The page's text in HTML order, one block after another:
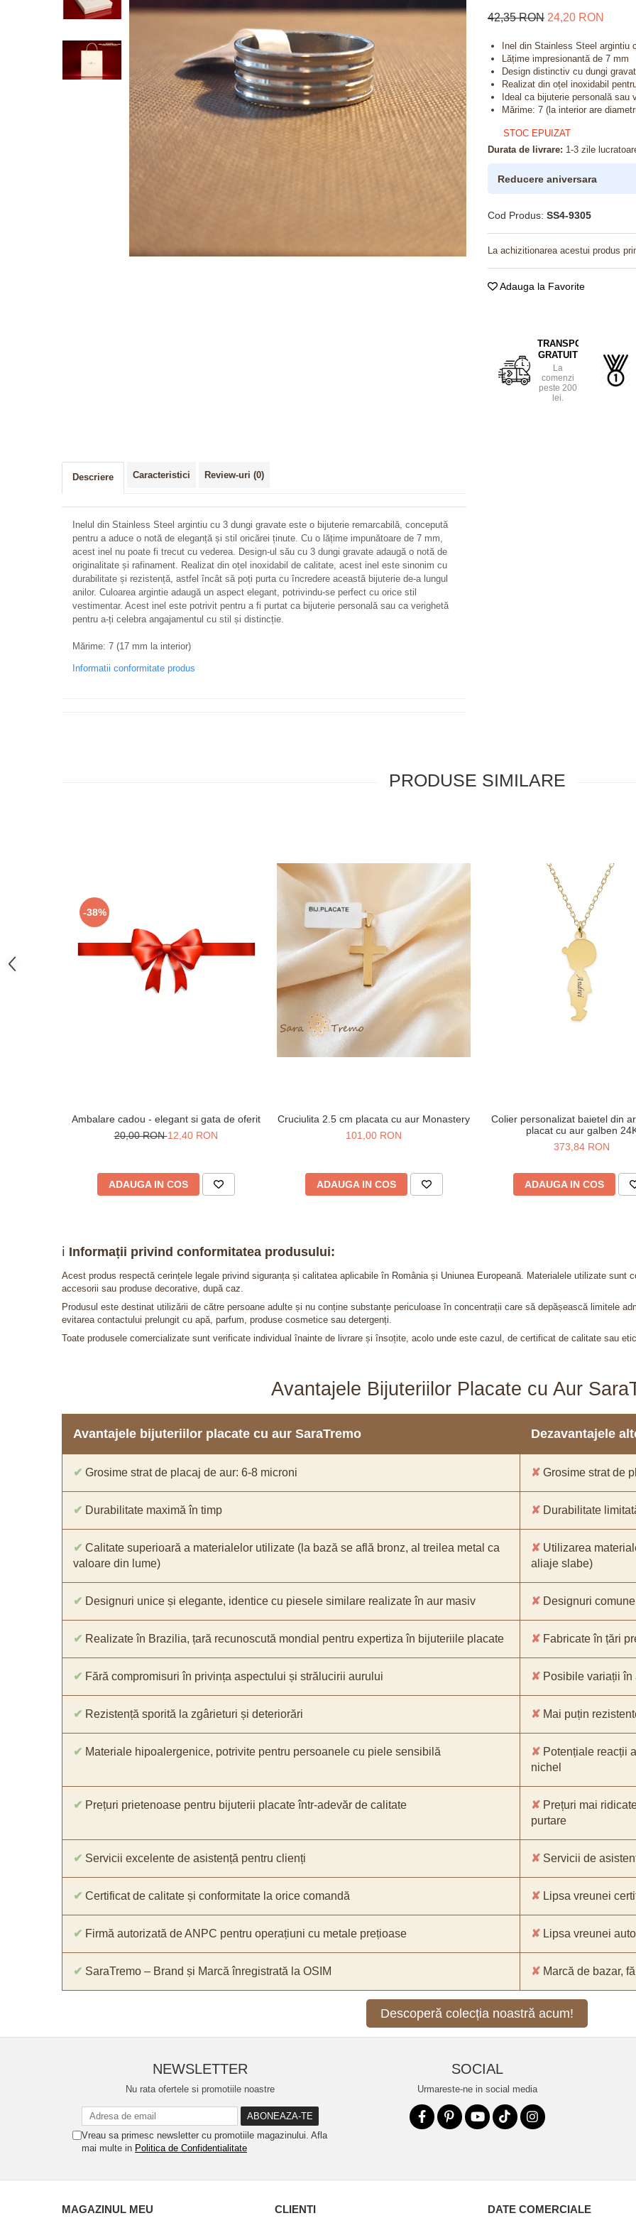
Bijuterii pentru barbati
Bijuterii din argint placate cu aur
42,35 RON 24,20 RON
Inel din Stainless Steel argintiu
Lățime impresionantă de 7 mm
Design distinctiv cu dungi
Realizat din oțel inoxidabil
Ideal ca bijuterie personală sau
Mărime: 7 (la interior are
STOC EPUIZAT
Durata de livrare: 1-3 zile
Reducere aniversara
Cod Produs: SS4-9305
La achizitionarea acestui produs
Adauga la Favorite
TRANSPORT
GRATUIT
La
comenzi
peste 200
lei.
Descriere Caracteristici Review-uri (0)
Inelul din Stainless Steel argintiu cu 3 dungi gravate este o bijuterie remarcabilă, concepută
pentru a aduce o notă de eleganță și stil oricărei ținute. Cu o lățime impunătoare de 7 mm,
acest inel nu poate fi trecut cu vederea. Design-ul său cu 3 dungi gravate adaugă o notă de
originalitate și rafinament. Realizat din oțel inoxidabil de calitate, acest inel este sinonim cu
durabilitate și rezistență, astfel încât să poți purta cu încredere această bijuterie de-a lungul
anilor. Culoarea argintie adaugă un aspect elegant, potrivindu-se perfect cu orice stil
vestimentar. Acest inel este potrivit pentru a fi purtat ca bijuterie personală sau ca verighetă
pentru a-ți celebra angajamentul cu stil și distincție.
Mărime: 7 (17 mm la interior)
Informatii conformitate produs
PRODUSE SIMILARE
-38%
Ambalare cadou - elegant si gata de oferit
20,00 RON12,40 RON
ADAUGA IN COS
Cruciulita 2.5 cm placata cu aur Monastery
101,00 RON
ADAUGA IN COS
Colier personalizat baietel din
placat cu aur galben
373,84 RON
ADAUGA IN COS
ℹ️ Informații privind conformitatea produsului:
Acest produs respectă cerințele legale privind siguranța și calitatea aplicabile în România și Uniunea Europeană. Materialele utilizate sunt
accesorii sau produse decorative, după caz.
Produsul este destinat utilizării de către persoane adulte și nu conține substanțe periculoase în concentrații care să depășească limitele
evitarea contactului prelungit cu apă, parfum, produse cosmetice sau detergenți.
Toate produsele comercializate sunt verificate individual înainte de livrare și însoțite, acolo unde este cazul, de certificat de calitate sau
Avantajele Bijuteriilor Placate cu Aur
Avantajele bijuteriilor placate cu aur SaraTremo Dezavantajele
✔ Grosime strat de placaj de aur: 6-8 microni ✘ Grosime strat de
✔ Durabilitate maximă în timp ✘ Durabilitate
✔ Calitate superioară a materialelor utilizate (la bază se află bronz, al treilea metal ca
valoare din lume)
✘ Utilizarea
aliaje slabe)
✔ Designuri unice și elegante, identice cu piesele similare realizate în aur masiv ✘ Designuri
✔ Realizate în Brazilia, țară recunoscută mondial pentru expertiza în bijuteriile placate ✘ Fabricate în țări
✔ Fără compromisuri în privința aspectului și strălucirii aurului ✘ Posibile variații
✔ Rezistență sporită la zgârieturi și deteriorări ✘ Mai puțin
✔ Materiale hipoalergenice, potrivite pentru persoanele cu piele sensibilă ✘ Potențiale reacții
nichel
✔ Prețuri prietenoase pentru bijuterii placate într-adevăr de calitate ✘ Prețuri mai
purtare
✔ Servicii excelente de asistență pentru clienți ✘ Servicii de
✔ Certificat de calitate și conformitate la orice comandă ✘ Lipsa vreunei
✔ Firmă autorizată de ANPC pentru operațiuni cu metale prețioase ✘ Lipsa vreunei
✔ SaraTremo – Brand și Marcă înregistrată la OSIM ✘ Marcă de bazar,
Descoperă colecția noastră acum!
NEWSLETTER
Nu rata ofertele si promotiile noastre
Vreau sa primesc newsletter cu promotiile magazinului. Afla
mai multe in Politica de Confidentialitate
SOCIAL
Urmareste-ne in social media
MAGAZINUL MEU CLIENTI DATE COMERCIALE